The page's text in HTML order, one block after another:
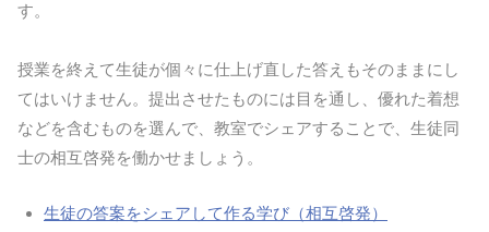
す。
授業を終えて生徒が個々に仕上げ直した答えもそのままにし
てはいけません。提出させたものには目を通し、優れた着想
などを含むものを選んで、教室でシェアすることで、生徒同
士の相互啓発を働かせましょう。
生徒の答案をシェアして作る学び（相互啓発）